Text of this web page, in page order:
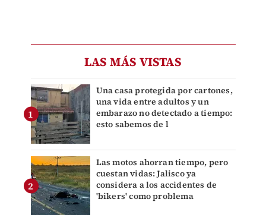
LAS MÁS VISTAS
Una casa protegida por cartones,
una vida entre adultos y un
embarazo no detectado a tiempo:
esto sabemos de l
Las motos ahorran tiempo, pero
cuestan vidas: Jalisco ya
considera a los accidentes de
'bikers' como problema